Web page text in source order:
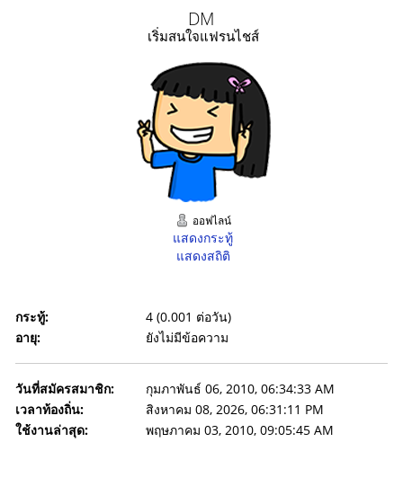
DM
เริ่มสนใจแฟรนไชส์
ออฟไลน์
แสดงกระทู้
แสดงสถิติ
กระทู้:
4 (0.001 ต่อวัน)
อายุ:
ยังไม่มีข้อความ
วันที่สมัครสมาชิก:
กุมภาพันธ์ 06, 2010, 06:34:33 AM
เวลาท้องถิ่น:
สิงหาคม 08, 2026, 06:31:11 PM
ใช้งานล่าสุด:
พฤษภาคม 03, 2010, 09:05:45 AM